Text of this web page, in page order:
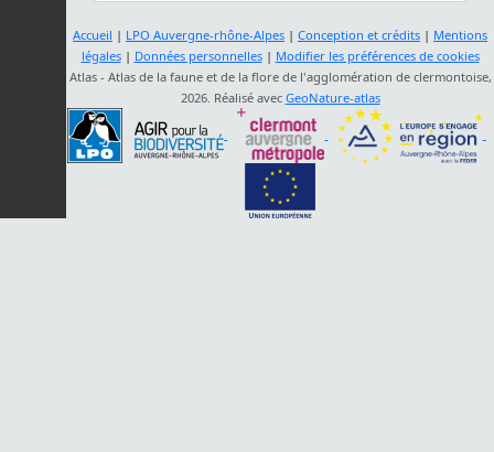
Accueil | LPO Auvergne-rhône-Alpes | Conception et crédits | Mentions
légales| Données personnelles| Modifier les préférences de cookies
Atlas - Atlas de la faune et de la flore de l'agglomération de clermontoise,
2026. Réalisé avec GeoNature-atlas